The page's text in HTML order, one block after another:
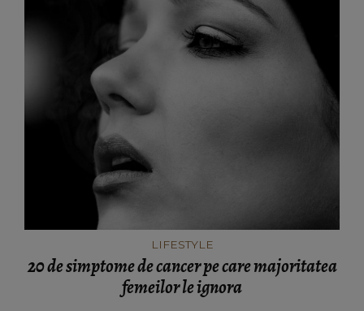
LIFESTYLE
20 de simptome de cancer pe care majoritatea
femeilor le ignora